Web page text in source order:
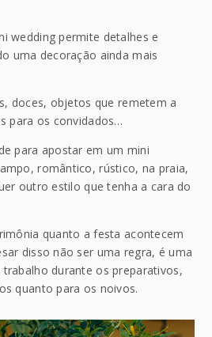
wedding permite detalhes e
uma decoração ainda mais
doces, objetos que remetem a
para os convidados…
para apostar em um mini
romântico, rústico, na praia,
outro estilo que tenha a cara do
quanto a festa acontecem
disso não ser uma regra, é uma
durante os preparativos,
quanto para os noivos.